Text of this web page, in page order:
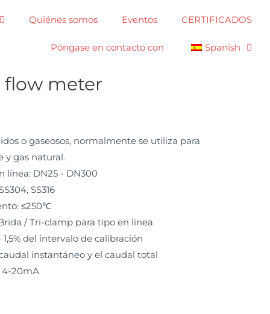
Quiénes somos Eventos CERTIFICADOS
Póngase en contacto con Spanish
flow meter
o gaseosos, normalmente se utiliza para
y gas natural.
línea: DN25 - DN300
SS316
≤250℃
/ Tri-clamp para tipo en línea
del intervalo de calibración
instantáneo y el caudal total
4-20mA